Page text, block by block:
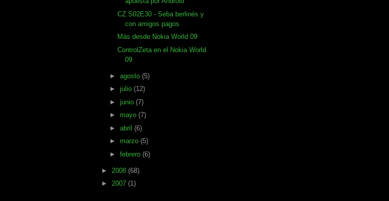
CZ.S02E30 - Seba berlinés y
con amigos pagos
Más desde Nokia World 09
ControlZeta en el Nokia World
09
► agosto (5)
► julio (12)
► junio (7)
► mayo (7)
► abril (6)
► marzo (5)
► febrero (6)
► 2008 (68)
► 2007 (1)